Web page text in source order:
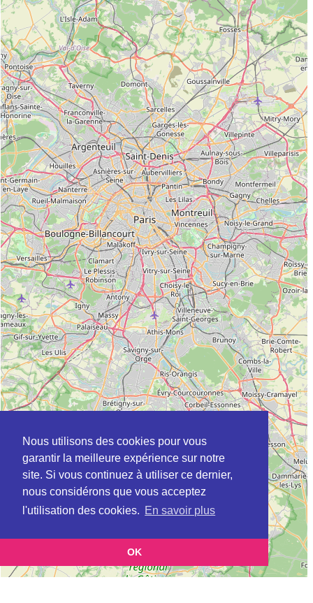
Nous utilisons des cookies pour vous
garantir la meilleure expérience sur notre
site. Si vous continuez à utiliser ce dernier,
nous considérons que vous acceptez
l'utilisation des cookies. En savoir plus
OK